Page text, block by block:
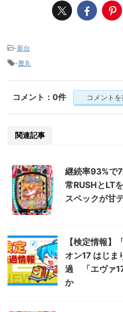
-新台
-豊丸
コメント：0件 コメントを
関連記事
継続率93%で
常RUSHとLT
スペックが甘
【検定情報】
オン17 はじま
過 「エヴァ
か